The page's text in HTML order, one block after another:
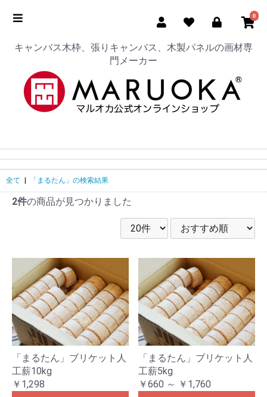
0
キャンバス木枠、張りキャンバス、木製パネルの画材専
門メーカー
全て 「まるたん」の検索結果
2件の商品が見つかりました
「まるたん」ブリケット人
工薪10kg
￥1,298
「まるたん」ブリケット人
工薪5kg
￥660 ～ ￥1,760